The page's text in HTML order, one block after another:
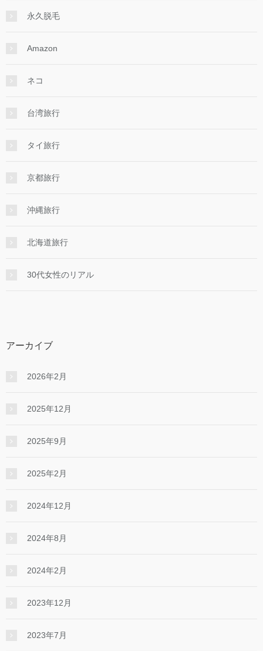
永久脱毛
Amazon
ネコ
台湾旅行
タイ旅行
京都旅行
沖縄旅行
北海道旅行
30代女性のリアル
アーカイブ
2026年2月
2025年12月
2025年9月
2025年2月
2024年12月
2024年8月
2024年2月
2023年12月
2023年7月